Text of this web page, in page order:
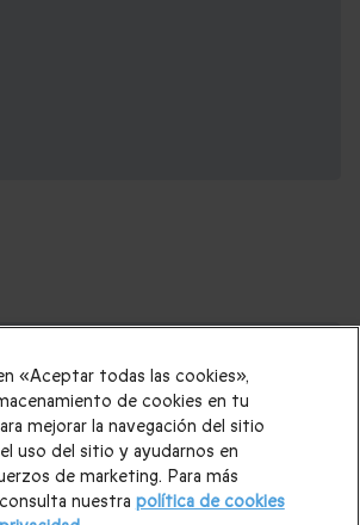
podrían interesarte:
para hombre Navidad|
|Regalos de Reyes|Regalos de boda
| Regalos para mujer|Regalos para
de Turismo|Casas rurales|Entradas
«Aceptar todas las cookies»,
de cookies en tu
mejorar la navegación del sitio
uso del sitio y ayudarnos en
de marketing. Para más
nuestra política de cookies